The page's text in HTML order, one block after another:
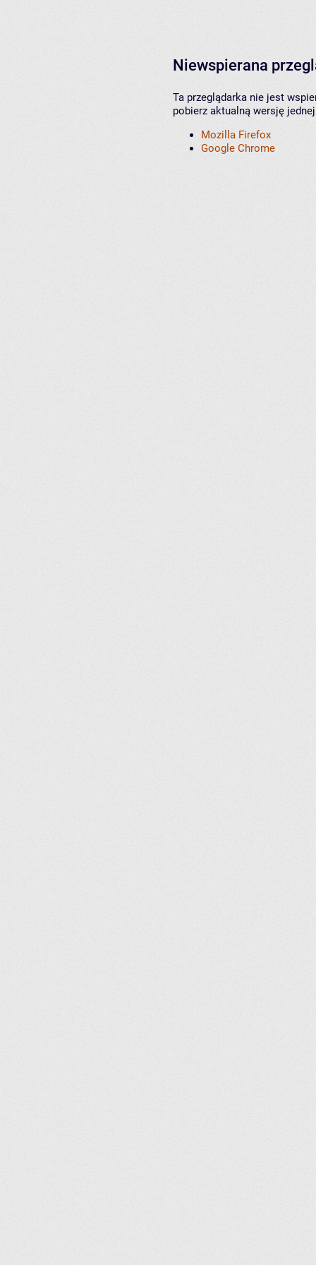
Niewspierana
Ta przeglądarka nie jest
pobierz aktualną wersję
Mozilla Firefox
Google Chrome